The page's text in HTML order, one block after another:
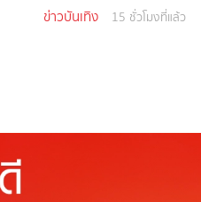
ข่าวบันเทิง 15 ชั่วโมงที่แล้ว